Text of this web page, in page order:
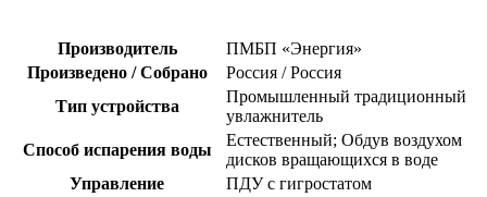
Производитель
ПМБП «Энергия»
Произведено / Собрано
Россия / Россия
Тип устройства
Промышленный традиционный
увлажнитель
Способ испарения воды
Естественный; Обдув воздухом
дисков вращающихся в воде
Управление
ПДУ с гигростатом